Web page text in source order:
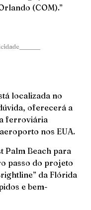
(COM).”
localizada no
oferecerá a
ferroviária
nos EUA.
Palm Beach para
passo do projeto
da Flórida
e bem-